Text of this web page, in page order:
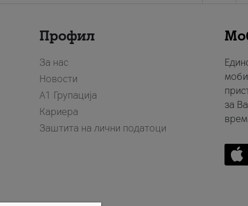
Профил
За нас
Новости
А1 Групација
Кариера
Заштита на лични податоци
за